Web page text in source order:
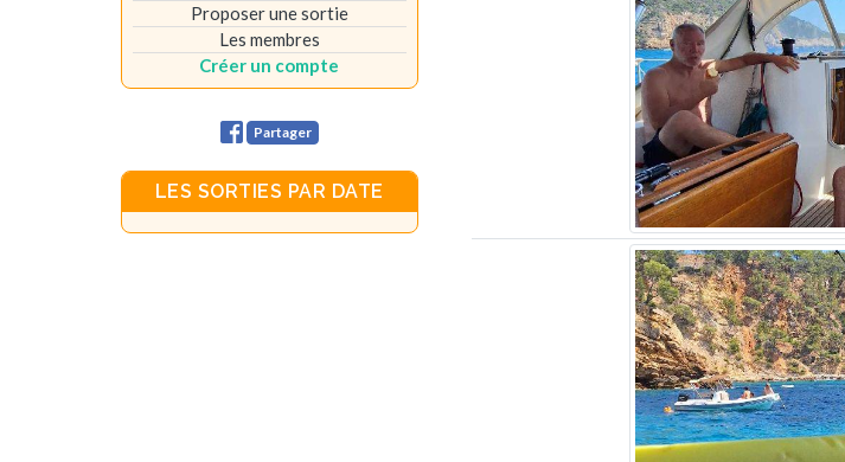
Proposer une sortie
Les membres
Créer un compte
Partager
LES SORTIES PAR DATE